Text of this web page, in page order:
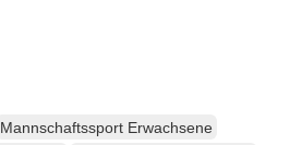
Mannschaftssport Erwachsene